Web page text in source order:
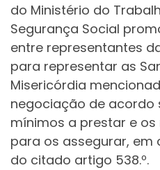
do Ministério do
Segurança Social
entre representantes
para representar as
Misericórdia
negociação de acordo
mínimos a prestar e
para os assegurar, em
do citado artigo 538.º.